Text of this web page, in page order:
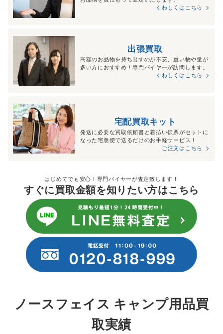
くわしくはこちら
出張買取
高額のお品物を持ち出すのが不安、重い物や量が
多い方におすすめ！専門バイヤーが訪問します。
くわしくはこちら
宅配買取キット
発送に必要な買取依頼書と着払い伝票がセットに
なった宅急便で送るだけのお手軽サービス！
ご注文はこちら
はじめてでも安心！専門バイヤーが査定致します！
すぐに買取金額を知りたい方はこちら
ノースフェイス キャンプ用品買
取実績